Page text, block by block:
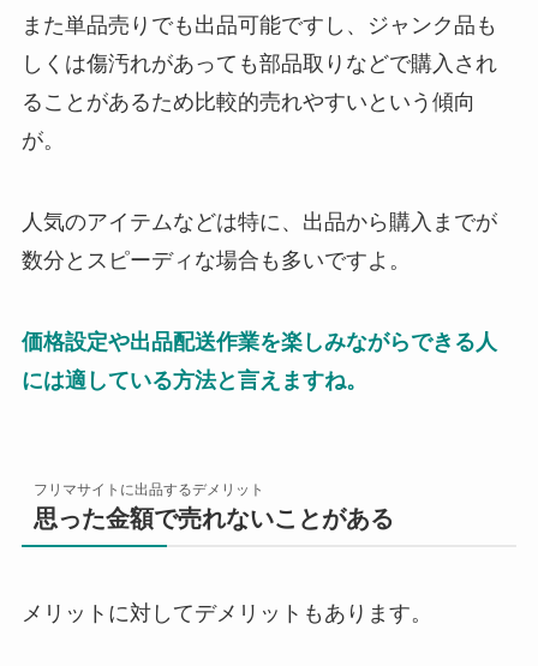
また単品売りでも出品可能ですし、ジャンク品も
しくは傷汚れがあっても部品取りなどで購入され
ることがあるため比較的売れやすいという傾向
が。
人気のアイテムなどは特に、出品から購入までが
数分とスピーディな場合も多いですよ。
価格設定や出品配送作業を楽しみながらできる人
には適している方法と言えますね。
フリマサイトに出品するデメリット
思った金額で売れないことがある
メリットに対してデメリットもあります。